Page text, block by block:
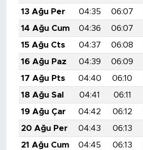
13 Ağu Per
04:35 06:07
14 Ağu Cum
04:36 06:07
15 Ağu Cts
04:37 06:08
16 Ağu Paz
04:39 06:09
17 Ağu Pts
04:40 06:10
18 Ağu Sal
04:41 06:11
19 Ağu Çar
04:42 06:12
20 Ağu Per
04:43 06:13
21 Ağu Cum
04:45 06:13